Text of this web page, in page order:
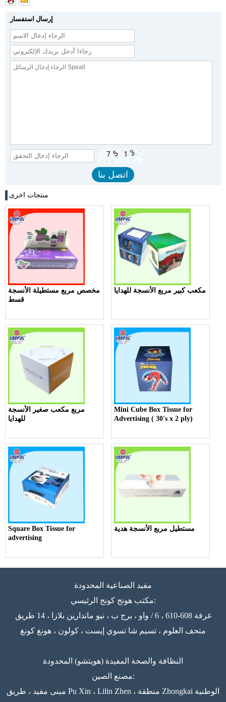
إرسال استفسار
منتجات اخرى
مخصص مربع مستطيلة الأنسجة
قسط
مكعب كبير مربع الأنسجة للهدايا
مربع مكعب صغير الأنسجة
للهدايا
Mini Cube Box Tissue for
Advertising ( 30's x 2 ply)
Square Box Tissue for
advertising
مستطيل مربع الأنسجة هدية
مفيد الصناعية المحدودة
مكتب هونج كونج الرئيسي:
غرفة 608-610 ، 6 / واو ، برج ب ، نيو ماندارين بلازا ، 14 طريق
متحف العلوم ، تسيم شا تسوي إيست ، كولون ، هونغ كونغ
النظافة والصحة المفيدة (هويتشو) المحدودة
مصنع الصين:
مبنى مفيد ، طريق Pu Xin ، Lilin Zhen ، منطقة Zhongkai الوطنية